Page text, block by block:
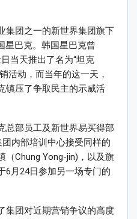
集团之一的新世界集团旗下
星巴克。韩国星巴克曾
当天推出了名为“坦克
活动，而当年的这一天，
镇压了争取民主的示威活
总部员工及新世界易买得部
内部培训中心接受同样的
（Chung Yong-jin)，以及旗
6月24日参加另一场专门的
集团对近期营销争议的高度